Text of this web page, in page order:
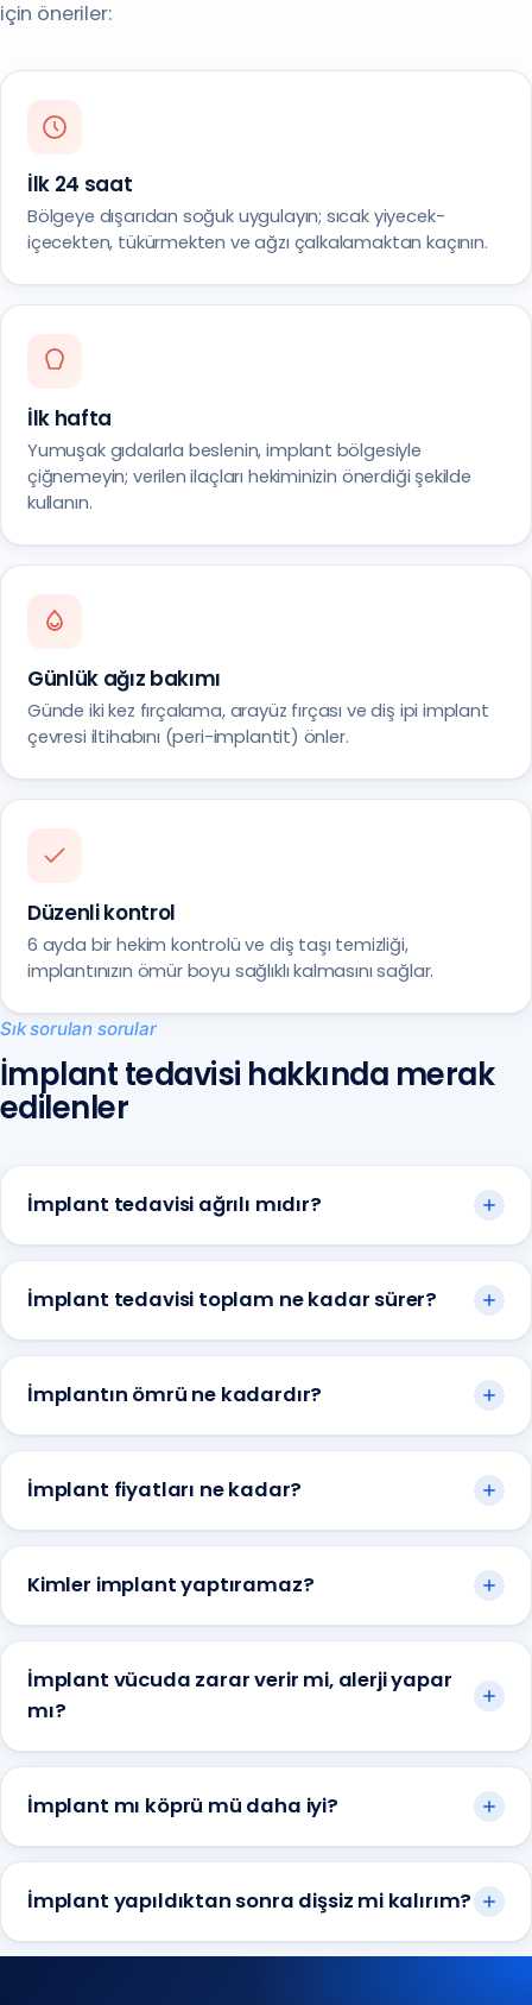
için öneriler:
İlk 24 saat
Bölgeye dışarıdan soğuk uygulayın; sıcak yiyecek-
içecekten, tükürmekten ve ağzı çalkalamaktan kaçının.
İlk hafta
Yumuşak gıdalarla beslenin, implant bölgesiyle
çiğnemeyin; verilen ilaçları hekiminizin önerdiği şekilde
kullanın.
Günlük ağız bakımı
Günde iki kez fırçalama, arayüz fırçası ve diş ipi implant
çevresi iltihabını (peri-implantit) önler.
Düzenli kontrol
6 ayda bir hekim kontrolü ve diş taşı temizliği,
implantınızın ömür boyu sağlıklı kalmasını sağlar.
Sık sorulan sorular
İmplant tedavisi hakkında merak
edilenler
İmplant tedavisi ağrılı mıdır?
İmplant tedavisi toplam ne kadar sürer?
İmplantın ömrü ne kadardır?
İmplant fiyatları ne kadar?
Kimler implant yaptıramaz?
İmplant vücuda zarar verir mi, alerji yapar
mı?
İmplant mı köprü mü daha iyi?
İmplant yapıldıktan sonra dişsiz mi kalırım?